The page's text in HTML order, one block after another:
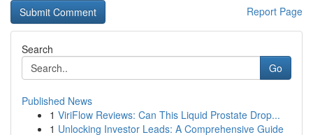
Report Page
Search
Go
Published News
1 ViriFlow Reviews: Can This Liquid Prostate Drop...
1 Unlocking Investor Leads: A Comprehensive Guide